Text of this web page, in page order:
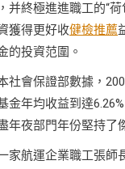
并終極進進職工的“荷
獲得更好收健檢推薦
的投資范圍。
社會保證部數據，
金年均收益到達
年夜部門年份堅持了
家航運企業職工張師